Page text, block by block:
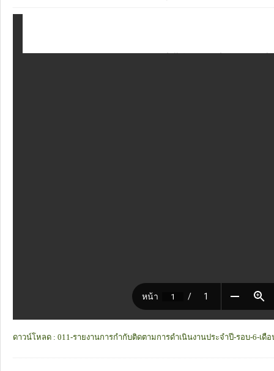
ดาวน์โหลด : 011-รายงานการกำกับติดตามการดำเนินงานประจำปี-รอบ-6-เดื